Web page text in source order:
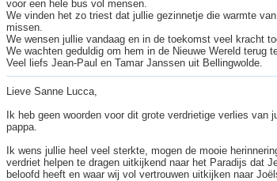
voor een hele bus vol mensen.
We vinden het zo triest dat jullie gezinnetje die warmte
missen.
We wensen jullie vandaag en in de toekomst veel kracht
We wachten geduldig om hem in de Nieuwe Wereld terug
Veel liefs Jean-Paul en Tamar Janssen uit Bellingwolde.
Lieve Sanne Lucca,
Ik heb geen woorden voor dit grote verdrietige verlies van
pappa.
Ik wens jullie heel veel sterkte, mogen de mooie
verdriet helpen te dragen uitkijkend naar het Paradijs dat
beloofd heeft en waar wij vol vertrouwen uitkijken naar